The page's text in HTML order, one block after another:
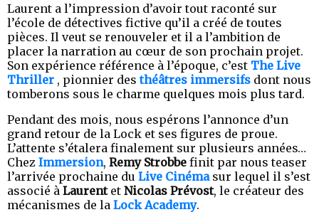
Laurent a l’impression d’avoir tout raconté sur
l’école de détectives fictive qu’il a créé de toutes
pièces. Il veut se renouveler et il a l’ambition de
placer la narration au cœur de son prochain projet.
Son expérience référence à l’époque, c’est The Live
Thriller , pionnier desthéâtres immersifs dont nous
tomberons sous le charme quelques mois plus tard.
Pendant des mois, nous espérons l’annonce d’un
grand retour de la Lock et ses figures de proue.
L’attente s’étalera finalement sur plusieurs années…
Chez Immersion, Remy Strobbe finit par nous teaser
l’arrivée prochaine du Live Cinémasur lequel il s’est
associé à Laurentet Nicolas Prévost, le créateur des
mécanismes de la Lock Academy.